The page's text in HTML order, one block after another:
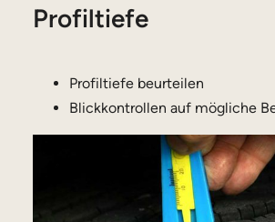
Profiltiefe
Profiltiefe beurteilen
Blickkontrollen auf mögliche